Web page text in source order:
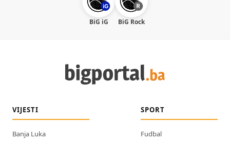
BiG iG BiG Rock
VIJESTI
Banja Luka
SPORT
Fudbal